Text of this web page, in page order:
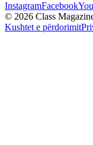
InstagramFacebook
© 2026 Class
Kushtet e përdorimit